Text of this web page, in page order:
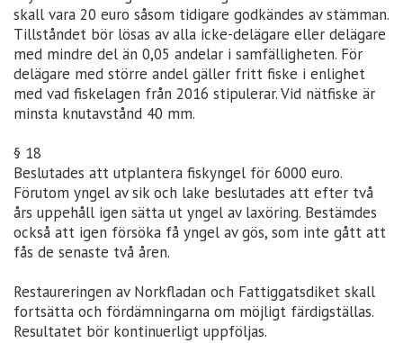
skall vara 20 euro såsom tidigare godkändes av stämman.
Tillståndet bör lösas av alla icke-delägare eller delägare
med mindre del än 0,05 andelar i samfälligheten. För
delägare med större andel gäller fritt fiske i enlighet
med vad fiskelagen från 2016 stipulerar. Vid nätfiske är
minsta knutavstånd 40 mm.
§ 18
Beslutades att utplantera fiskyngel för 6000 euro.
Förutom yngel av sik och lake beslutades att efter två
års uppehåll igen sätta ut yngel av laxöring. Bestämdes
också att igen försöka få yngel av gös, som inte gått att
fås de senaste två åren.
Restaureringen av Norkfladan och Fattiggatsdiket skall
fortsätta och fördämningarna om möjligt färdigställas.
Resultatet bör kontinuerligt uppföljas.